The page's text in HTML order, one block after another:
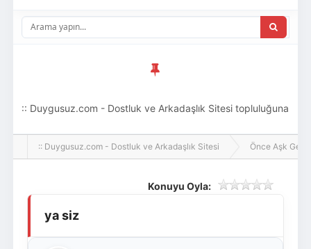
Giriş Yap
:: Duygusuz.com - Dostluk ve Arkadaşlık Sitesi topluluğuna
hoş geldin ziyaretçi! Aramıza katılmak istersen kayıt
:: Duygusuz.com - Dostluk ve Arkadaşlık Sitesi Önce Aşk Gelir
Konuyu Oyla:
ya siz